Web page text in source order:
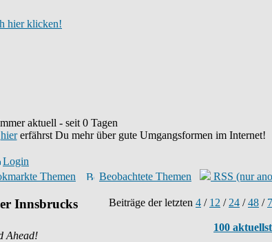
hier klicken!
aktuell - seit 0 Tagen
hiererfährst Du mehr über gute Umgangsformen im Internet!
Login
Themen
Beobachtete Themen RSS (nur
Innsbrucks
Ahead!
Beiträge der letzten 4 / 12 / 24 /48 /
100